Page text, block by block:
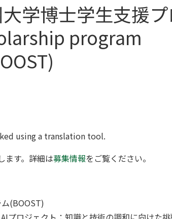
学博士学生支援プ
program
using a translation tool.
ます。詳細は募集情報をご覧ください。
(BOOST)